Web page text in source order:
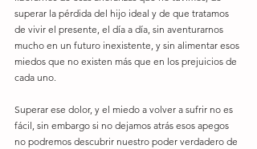
superar la pérdida del hijo ideal y de que tratamos
de vivir el presente, el día a día, sin aventurarnos
mucho en un futuro inexistente, y sin alimentar esos
miedos que no existen más que en los prejuicios de
cada uno.
Superar ese dolor, y el miedo a volver a sufrir no es
fácil, sin embargo si no dejamos atrás esos apegos
no podremos descubrir nuestro poder verdadero de